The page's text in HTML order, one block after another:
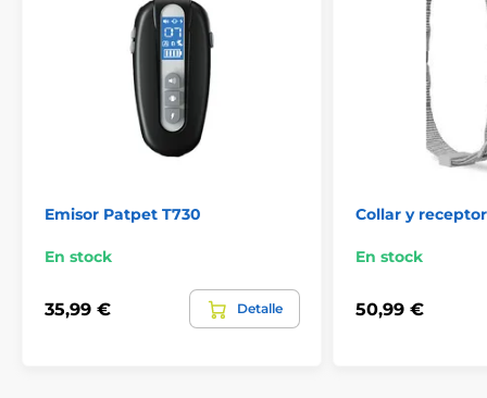
Emisor Patpet T730
En stock
35,99 € Detalle
Collar y
En stock
50,99 €